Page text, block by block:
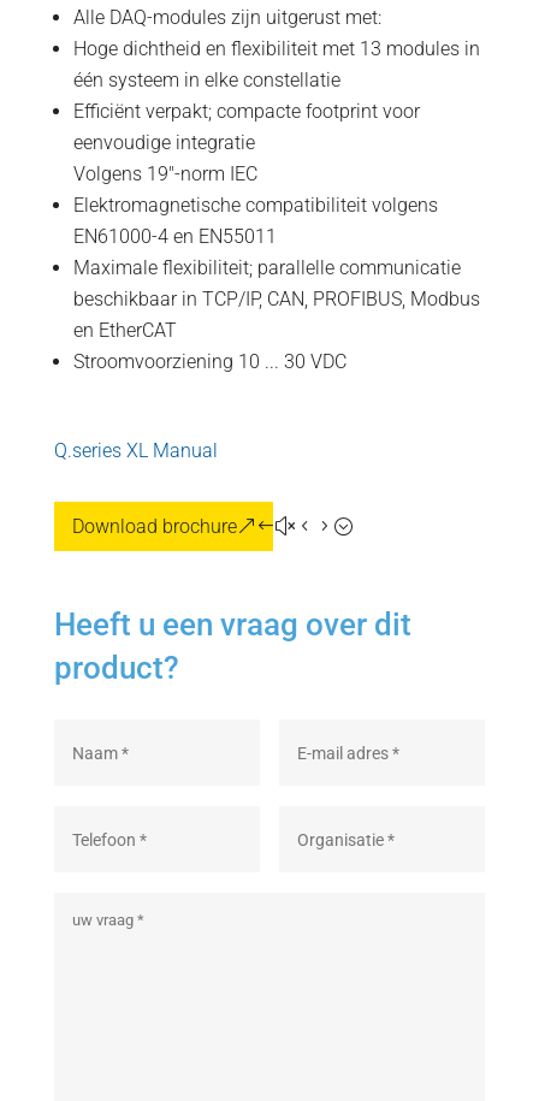
Alle DAQ-modules zijn uitgerust met:
Hoge dichtheid en flexibiliteit met 13 modules in
één systeem in elke constellatie
Efficiënt verpakt; compacte footprint voor
eenvoudige integratie
Volgens 19"-norm IEC
Elektromagnetische compatibiliteit volgens
EN61000-4 en EN55011
Maximale flexibiliteit; parallelle communicatie
beschikbaar in TCP/IP, CAN, PROFIBUS, Modbus
en EtherCAT
Stroomvoorziening 10 ... 30 VDC
Q.series XL Manual
Download brochure
Heeft u een vraag over dit
product?